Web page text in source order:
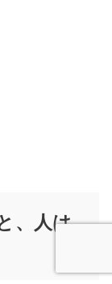
、人は